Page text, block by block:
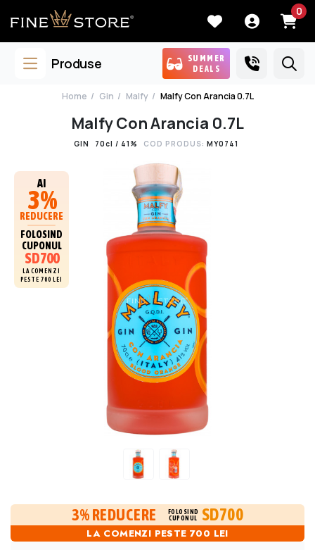
0
Produse
SUMMER
DEALS
Home Gin Malfy Malfy Con Arancia 0.7L
Malfy Con Arancia 0.7L
GIN 70cl / 41% COD PRODUS: MY0741
AI
3%
REDUCERE
FOLOSIND
CUPONUL
SD700
LA COMENZI
PESTE 700 LEI
3% REDUCERE
FOLOSIND
CUPONUL
SD700
LA COMENZI PESTE 700 LEI